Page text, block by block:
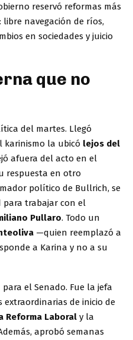
reservó reformas más
navegación de ríos,
en sociedades y juicio
que no
del martes. Llegó
karinismo la ubicó lejos del
afuera del acto en el
respuesta en otro
político de Bullrich, se
para trabajar con el
Pullaro. Todo un
—quien reemplazó a
a Karina y no a su
el Senado. Fue la jefa
de inicio de
Reforma Laboral y la
aprobó semanas